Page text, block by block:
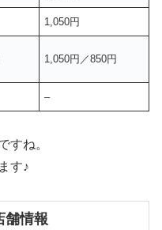
1,050円
1,050円／850円
–
すね。
す♪
舗情報